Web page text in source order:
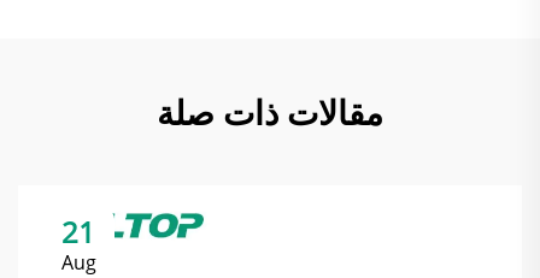
مقالات ذات صلة
21
Aug